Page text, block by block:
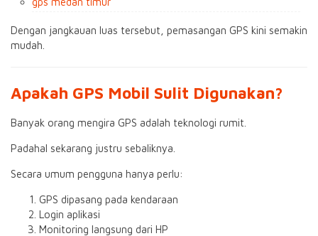
Dengan jangkauan luas tersebut, pemasangan GPS kini semakin
mudah.
Apakah GPS Mobil Sulit Digunakan?
Banyak orang mengira GPS adalah teknologi rumit.
Padahal sekarang justru sebaliknya.
Secara umum pengguna hanya perlu:
GPS dipasang pada kendaraan
Login aplikasi
Monitoring langsung dari HP